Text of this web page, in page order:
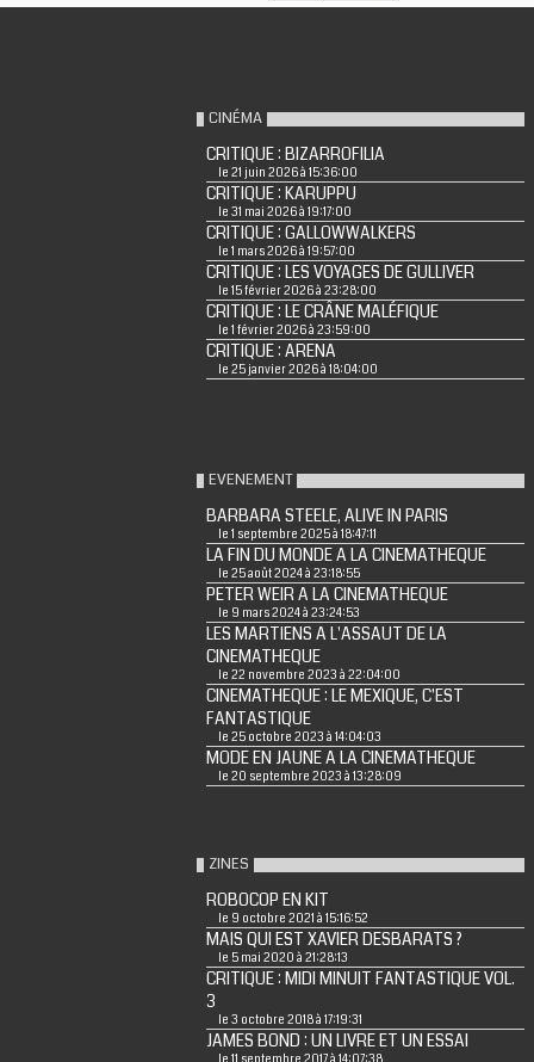
CINÉMA
CRITIQUE : BIZARROFILIA
le 21 juin 2026 à 15:36:00
CRITIQUE : KARUPPU
le 31 mai 2026 à 19:17:00
CRITIQUE : GALLOWWALKERS
le 1 mars 2026 à 19:57:00
CRITIQUE : LES VOYAGES DE GULLIVER
le 15 février 2026 à 23:28:00
CRITIQUE : LE CRÂNE MALÉFIQUE
le 1 février 2026 à 23:59:00
CRITIQUE : ARENA
le 25 janvier 2026 à 18:04:00
EVENEMENT
BARBARA STEELE, ALIVE IN PARIS
le 1 septembre 2025 à 18:47:11
LA FIN DU MONDE A LA CINEMATHEQUE
le 25 août 2024 à 23:18:55
PETER WEIR A LA CINEMATHEQUE
le 9 mars 2024 à 23:24:53
LES MARTIENS A L'ASSAUT DE LA
CINEMATHEQUE
le 22 novembre 2023 à 22:04:00
CINEMATHEQUE : LE MEXIQUE, C'EST
FANTASTIQUE
le 25 octobre 2023 à 14:04:03
MODE EN JAUNE A LA CINEMATHEQUE
le 20 septembre 2023 à 13:28:09
ZINES
ROBOCOP EN KIT
le 9 octobre 2021 à 15:16:52
MAIS QUI EST XAVIER DESBARATS ?
le 5 mai 2020 à 21:28:13
CRITIQUE : MIDI MINUIT FANTASTIQUE VOL.
3
le 3 octobre 2018 à 17:19:31
JAMES BOND : UN LIVRE ET UN ESSAI